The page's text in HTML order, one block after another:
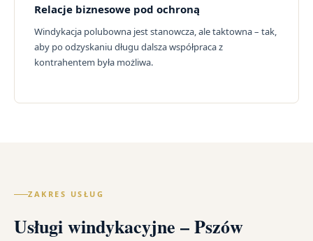
Relacje biznesowe pod ochroną
Windykacja polubowna jest stanowcza, ale taktowna – tak,
aby po odzyskaniu długu dalsza współpraca z
kontrahentem była możliwa.
ZAKRES USŁUG
Usługi windykacyjne – Pszów